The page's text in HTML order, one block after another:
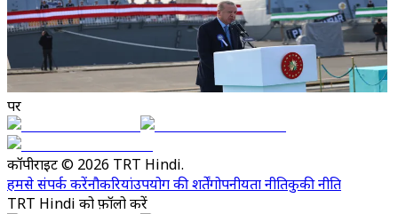
पर
कॉपीराइट © 2026 TRT Hindi.
हमसे संपर्क करेंनौकरियांउपयोग की शर्तेंगोपनीयता नीतिकुकी नीति
TRT Hindi को फ़ॉलो करें